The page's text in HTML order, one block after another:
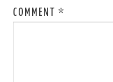
COMMENT*